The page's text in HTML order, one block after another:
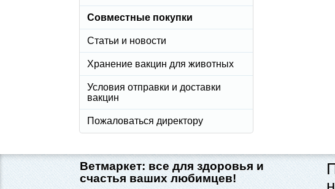
Совместные покупки
Статьи и новости
Хранение вакцин для животных
Условия отправки и доставки
вакцин
Пожаловаться директору
Ветмаркет: все для здоровья и
счастья ваших любимцев!